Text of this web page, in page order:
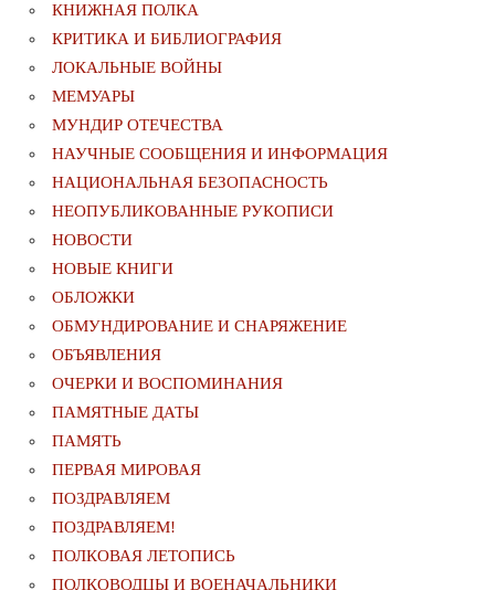
КНИЖНАЯ ПОЛКА
КРИТИКА И БИБЛИОГРАФИЯ
ЛОКАЛЬНЫЕ ВОЙНЫ
МЕМУАРЫ
МУНДИР ОТЕЧЕСТВА
НАУЧНЫЕ СООБЩЕНИЯ И ИНФОРМАЦИЯ
НАЦИОНАЛЬНАЯ БЕЗОПАСНОСТЬ
НЕОПУБЛИКОВАННЫЕ РУКОПИСИ
НОВОСТИ
НОВЫЕ КНИГИ
ОБЛОЖКИ
ОБМУНДИРОВАНИЕ И СНАРЯЖЕНИЕ
ОБЪЯВЛЕНИЯ
ОЧЕРКИ И ВОСПОМИНАНИЯ
ПАМЯТНЫЕ ДАТЫ
ПАМЯТЬ
ПЕРВАЯ МИРОВАЯ
ПОЗДРАВЛЯЕМ
ПОЗДРАВЛЯЕМ!
ПОЛКОВАЯ ЛЕТОПИСЬ
ПОЛКОВОДЦЫ И ВОЕНАЧАЛЬНИКИ